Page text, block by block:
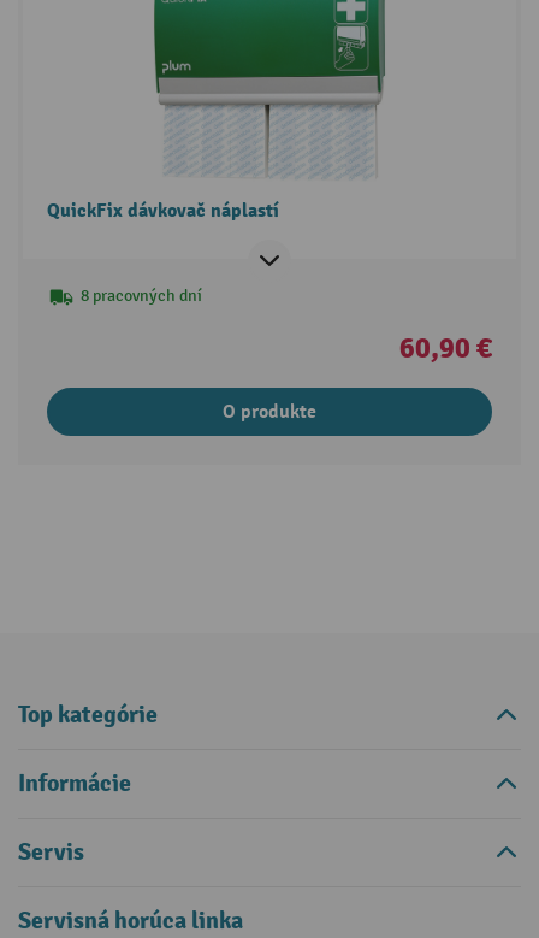
QuickFix dávkovač náplastí
8 pracovných dní
60,90 €
O produkte
Top kategórie
Informácie
Servis
Servisná horúca linka